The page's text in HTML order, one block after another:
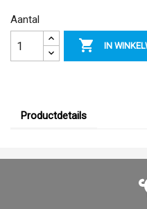
Aantal
 IN
Productdetails